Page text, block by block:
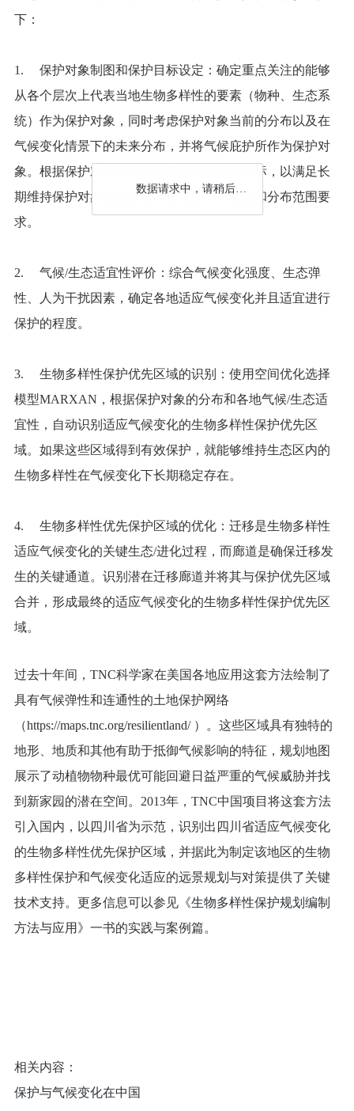
下：
1. 保护对象制图和保护目标设定：确定重点关注的能够
从各个层次上代表当地生物多样性的要素（物种、生态系
统）作为保护对象，同时考虑保护对象当前的分布以及在
气候变化情景下的未来分布，并将气候庇护所作为保护对
象。根据保护对象的特点设定相应的保护目标，以满足长
期维持保护对象生态过程和进化过程的数量和分布范围要
求。
2. 气候/生态适宜性评价：综合气候变化强度、生态弹
性、人为干扰因素，确定各地适应气候变化并且适宜进行
保护的程度。
3. 生物多样性保护优先区域的识别：使用空间优化选择
模型MARXAN，根据保护对象的分布和各地气候/生态适
宜性，自动识别适应气候变化的生物多样性保护优先区
域。如果这些区域得到有效保护，就能够维持生态区内的
生物多样性在气候变化下长期稳定存在。
4. 生物多样性优先保护区域的优化：迁移是生物多样性
适应气候变化的关键生态/进化过程，而廊道是确保迁移发
生的关键通道。识别潜在迁移廊道并将其与保护优先区域
合并，形成最终的适应气候变化的生物多样性保护优先区
域。
过去十年间，TNC科学家在美国各地应用这套方法绘制了
具有气候弹性和连通性的土地保护网络
（https://maps.tnc.org/resilientland/）。这些区域具有独特的
地形、地质和其他有助于抵御气候影响的特征，规划地图
展示了动植物物种最优可能回避日益严重的气候威胁并找
到新家园的潜在空间。2013年，TNC中国项目将这套方法
引入国内，以四川省为示范，识别出四川省适应气候变化
的生物多样性优先保护区域，并据此为制定该地区的生物
多样性保护和气候变化适应的远景规划与对策提供了关键
技术支持。更多信息可以参见 《生物多样性保护规划编制
方法与应用》一书的实践与案例篇。
相关内容：
保护与气候变化在中国
数据请求中，请稍后…